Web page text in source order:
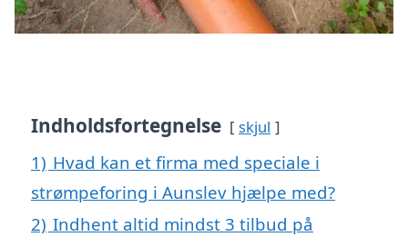
Indholdsfortegnelse skjul
1) Hvad kan et firma med speciale i
strømpeforing i Aunslev hjælpe med?
2) Indhent altid mindst 3 tilbud på